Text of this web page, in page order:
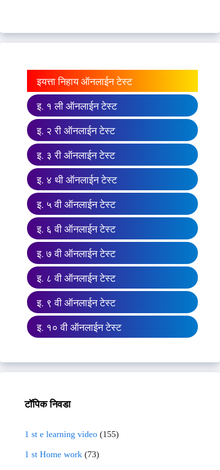
इयत्ता निहाय ऑनलाईन टेस्ट
इ. १ ली ऑनलाईन टेस्ट
इ. २ री ऑनलाईन टेस्ट
इ. ३ री ऑनलाईन टेस्ट
इ. ४ थी ऑनलाईन टेस्ट
इ. ५ वी ऑनलाईन टेस्ट
इ. ६ वी ऑनलाईन टेस्ट
इ. ७ वी ऑनलाईन टेस्ट
इ. ८ वी ऑनलाईन टेस्ट
इ. ९ वी ऑनलाईन टेस्ट
इ. १० वी ऑनलाईन टेस्ट
टॉपिक निवडा
1 st e learning video (155)
1 st Home work (73)